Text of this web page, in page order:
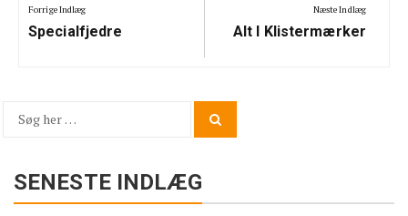
Forrige Indlæg
Previous
Specialfjedre
Næste Indlæg
Next
Alt I Klistermærker
Search
SENESTE INDLÆG